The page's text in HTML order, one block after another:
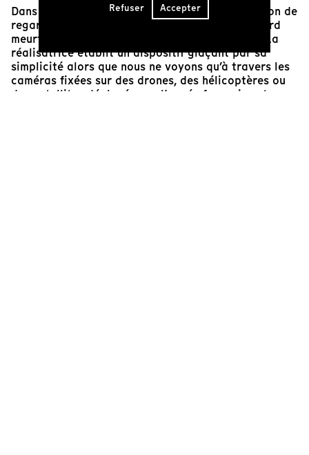
Dans Il n’y aura plus de nuit , tout est une question de
regard. Un regard sans cesse inassouvi, un regard
meurtrier, un regard punitif et à jamais impuni. La
réalisatrice établit un dispositif glaçant par sa
simplicité alors que nous ne voyons qu’à travers les
caméras fixées sur des drones, des hélicoptères ou
des satellites déployés par l’armée française et
Refuser Accepter